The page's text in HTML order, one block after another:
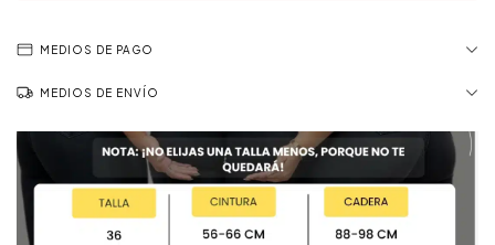
MEDIOS DE PAGO
MEDIOS DE ENVÍO